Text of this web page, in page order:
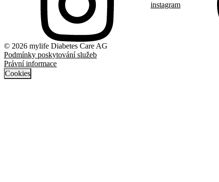
instagram
© 2026 mylife Diabetes Care AG
Podmínky poskytování služeb
Právní informace
Cookies